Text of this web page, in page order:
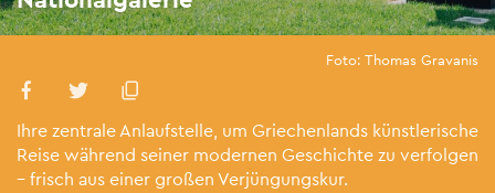
Foto: Thomas Gravanis
Ihre zentrale Anlaufstelle, um Griechenlands künstlerische
Reise während seiner modernen Geschichte zu verfolgen
– frisch aus einer großen Verjüngungskur.